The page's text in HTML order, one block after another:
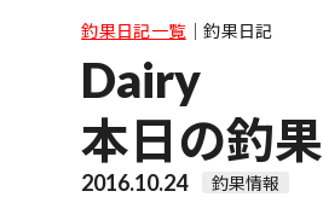
釣果日記一覧 ｜釣果日記
Dairy
本日の釣果
2016.10.24 釣果情報